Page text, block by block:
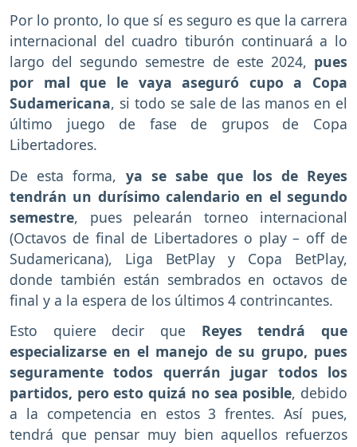
Por lo pronto, lo que sí es seguro es que la carrera
internacional del cuadro tiburón continuará a lo
largo del segundo semestre de este 2024, pues
por mal que le vaya aseguró cupo a Copa
Sudamericana, si todo se sale de las manos en el
último juego de fase de grupos de Copa
Libertadores.
De esta forma, ya se sabe que los de Reyes
tendrán un durísimo calendario en el segundo
semestre, pues pelearán torneo internacional
(Octavos de final de Libertadores o play – off de
Sudamericana), Liga BetPlay y Copa BetPlay,
donde también están sembrados en octavos de
final y a la espera de los últimos 4 contrincantes.
Esto quiere decir que Reyes tendrá que
especializarse en el manejo de su grupo, pues
seguramente todos querrán jugar todos los
partidos, pero esto quizá no sea posible, debido
a la competencia en estos 3 frentes. Así pues,
tendrá que pensar muy bien aquellos refuerzos